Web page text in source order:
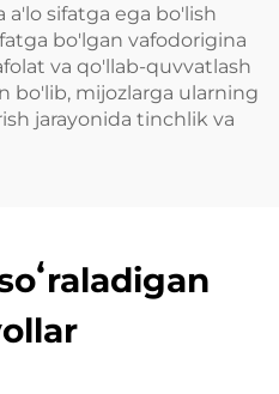
a'lo sifatga ega bo'lish
bo'lgan vafodorigina
va qo'llab-quvvatlash
bo'lib, mijozlarga ularning
jarayonida tinchlik va